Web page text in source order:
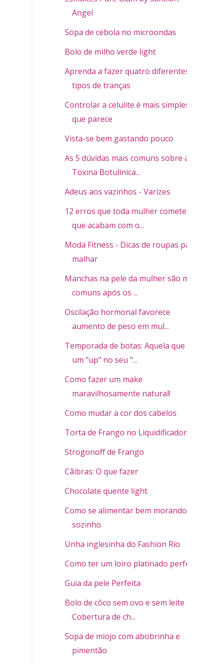
Angel
Sopa de cebola no microondas
Bolo de milho verde light
Aprenda a fazer quatro diferentes
tipos de tranças
Controlar a celulite é mais simples do
que parece
Vista-se bem gastando pouco
As 5 dúvidas mais comuns sobre a
Toxina Botulínica...
Adeus aos vazinhos - Varizes
12 erros que toda mulher comete e
que acabam com o...
Moda Fitness - Dicas de roupas para
malhar
Manchas na pele da mulher são mais
comuns após os ...
Oscilação hormonal favorece
aumento de peso em mul...
Temporada de botas: Aquela que dá
um "up" no seu "...
Como fazer um make
maravilhosamente natural!
Como mudar a cor dos cabelos
Torta de Frango no Liquidificador
Strogonoff de Frango
Cãibras: O que fazer
Chocolate quente light
Como se alimentar bem morando
sozinho
Unha inglesinha do Fashion Rio
Como ter um loiro platinado perfeito
Guia da pele Perfeita
Bolo de côco sem ovo e sem leite -
Cobertura de ch...
Sopa de miojo com abobrinha e
pimentão